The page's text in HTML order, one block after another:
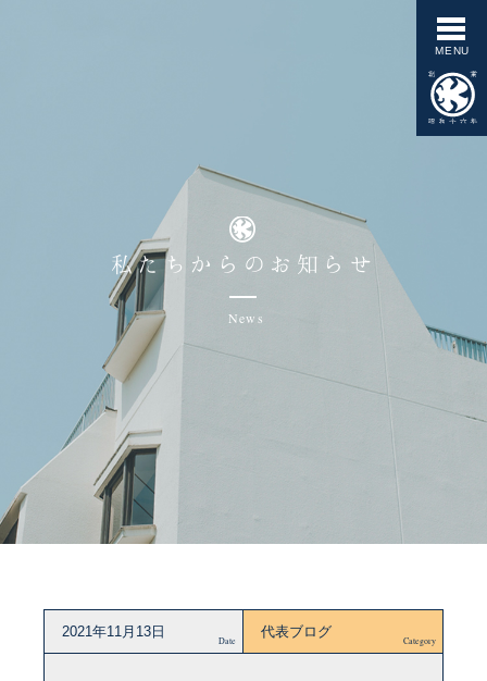
私たちからのお知らせ
News
2021年11月13日
Date
代表ブログ
Category